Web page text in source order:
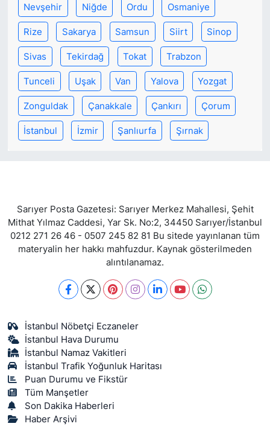
Nevşehir Niğde Ordu Osmaniye
Rize Sakarya Samsun Siirt Sinop
Sivas Tekirdağ Tokat Trabzon
Tunceli Uşak Van Yalova Yozgat
Zonguldak Çanakkale Çankırı Çorum
İstanbul İzmir Şanlıurfa Şırnak
Sarıyer Posta Gazetesi: Sarıyer Merkez Mahallesi, Şehit
Mithat Yılmaz Caddesi, Yar Sk. No:2, 34450 Sarıyer/İstanbul
0212 271 26 46 - 0507 245 82 81 Bu sitede yayınlanan tüm
materyalin her hakkı mahfuzdur. Kaynak gösterilmeden
alıntılanamaz.
İstanbul Nöbetçi Eczaneler
İstanbul Hava Durumu
İstanbul Namaz Vakitleri
İstanbul Trafik Yoğunluk Haritası
Puan Durumu ve Fikstür
Tüm Manşetler
Son Dakika Haberleri
Haber Arşivi